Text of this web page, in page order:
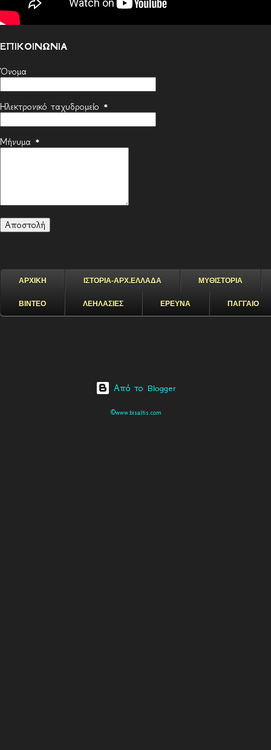
ΕΠΙΚΟΙΝΩΝΙΑ
Όνομα
Ηλεκτρονικό ταχυδρομείο *
Μήνυμα *
ΑΡΧΙΚΗ ΙΣΤΟΡΙΑ-ΑΡΧ.ΕΛΛΑΔΑ ΜΥΘΙΣΤΟΡΙΑ
ΒΙΝΤΕΟ ΛΕΗΛΑΣΙΕΣ ΕΡΕΥΝΑ ΠΑΓΓΑΙΟ
Από το Blogger
©www.bisaltis.com